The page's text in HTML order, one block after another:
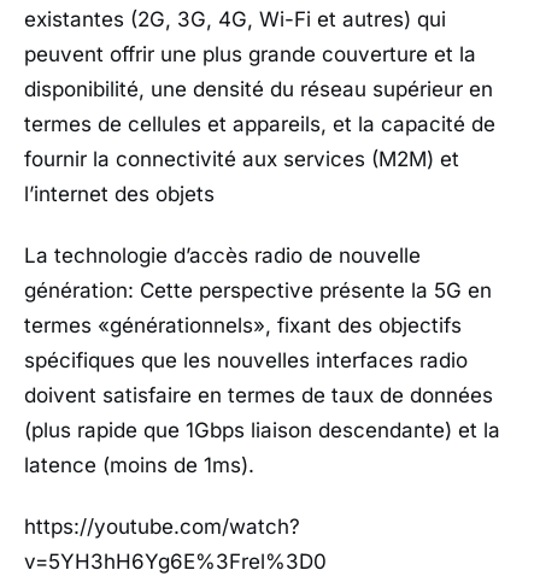
existantes (2G, 3G, 4G, Wi-Fi et autres) qui
peuvent offrir une plus grande couverture et la
disponibilité, une densité du réseau supérieur en
termes de cellules et appareils, et la capacité de
fournir la connectivité aux services (M2M) et
l’internet des objets
La technologie d’accès radio de nouvelle
génération: Cette perspective présente la 5G en
termes «générationnels», fixant des objectifs
spécifiques que les nouvelles interfaces radio
doivent satisfaire en termes de taux de données
(plus rapide que 1Gbps liaison descendante) et la
latence (moins de 1ms).
https://youtube.com/watch?
v=5YH3hH6Yg6E%3Frel%3D0